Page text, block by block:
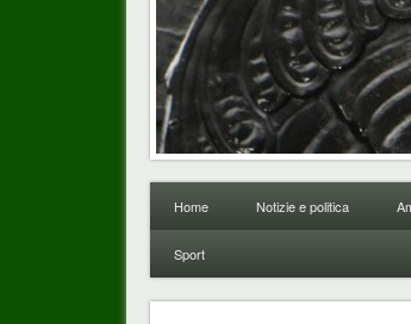
Home Notizie e politica
Sport